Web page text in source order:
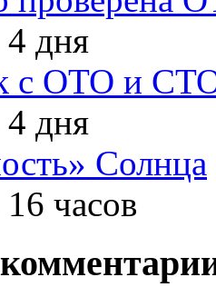
4 дня
с ОТО и
4 дня
Солнца
часов